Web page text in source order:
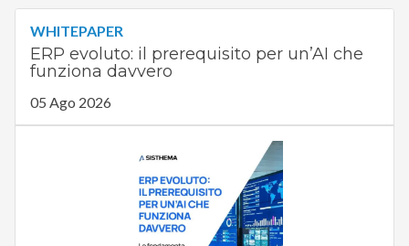
WHITEPAPER
ERP evoluto: il prerequisito per un’AI che
funziona davvero
05 Ago 2026